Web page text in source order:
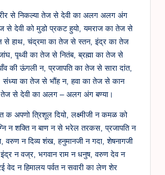
से निकल्या तेज से देवी का अलग अलग अंग
से देवी को मुडो प्रकट हुयो, यमराज का तेज से
से हाथ, चंद्रमा का तेज से स्तन, इंद्र का तेज
पृथ्वी का तेज से नितंब, ब्रह्मा का तेज से
की ऊंगली न, प्रजापति का तेज से सारा दांत,
संध्या का तेज से भौंह न, हवा का तेज से कान
से देवी का अलग – अलग अंग बण्या।
क अपणो त्रिशूल दियो, लक्ष्मीजी न कमळ को
न शक्ति न बाण न से भरेल तरकस, प्रजापति न
वरुण न दिव्य शंख, हनुमानजी न गदा, शेषनागजी
न वज्र, भगवान राम न धनुष, वरुण देव न
वेद न हिमालय पर्वत न सवारी का लेण शेर